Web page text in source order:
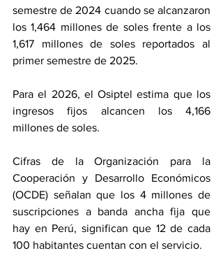
semestre de 2024 cuando se alcanzaron
los 1,464 millones de soles frente a los
1,617 millones de soles reportados al
primer semestre de 2025.
Para el 2026, el Osiptel estima que los
ingresos fijos alcancen los 4,166
millones de soles.
Cifras de la Organización para la
Cooperación y Desarrollo Económicos
(OCDE) señalan que los 4 millones de
suscripciones a banda ancha fija que
hay en Perú, significan que 12 de cada
100 habitantes cuentan con el servicio.